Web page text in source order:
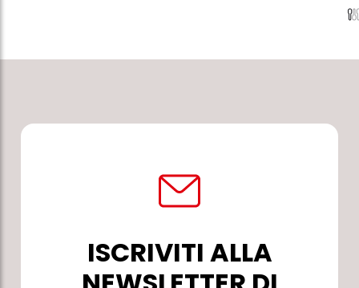
ISCRIVITI ALLA